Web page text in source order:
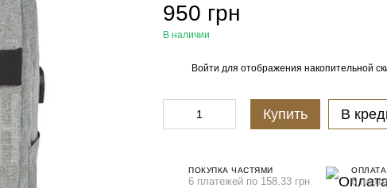
950 грн
В наличии
Войти для отображения накопительной
Купить В
ПОКУПКА ЧАСТЯМИ
6 платежей по 158.33 грн 6